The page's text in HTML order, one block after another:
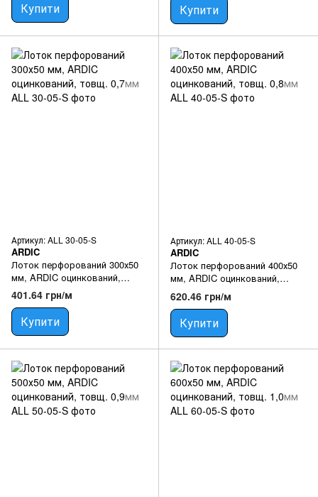
Купити Купити
Артикул: ALL 30-05-S
ARDIC
Лоток перфорований 300х50
мм, ARDIC оцинкований,
товщ. 0,7мм
401.64 грн/м
Купити
Артикул: ALL 40-05-S
ARDIC
Лоток перфорований 400х50
мм, ARDIC оцинкований,
товщ. 0,8мм
620.46 грн/м
Купити